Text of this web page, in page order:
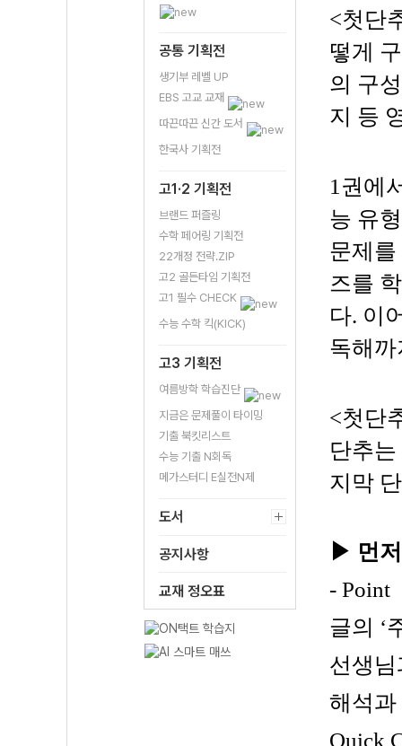
공통 기획전
생기부 레벨 UP
EBS 고교 교재
따끈따끈 신간 도서
한국사 기획전
고1·2 기획전
브랜드 퍼즐링
수학 페어링 기획전
22개정 전략.ZIP
고2 골든타임 기획전
고1 필수 CHECK
수능 수학 킥(KICK)
고3 기획전
여름방학 학습진단
지금은 문제풀이 타이밍
기출 북킷리스트
수능 기출 N회독
메가스터디 E실전N제
도서
공지사항
교재 정오표
<첫단
떻게
의 구
지 등
1권에
능 유
문제
즈를
다. 이
독해
<첫단
단추
지막
▶ 먼
- Point
글의 ‘
선생
해석과
Quick